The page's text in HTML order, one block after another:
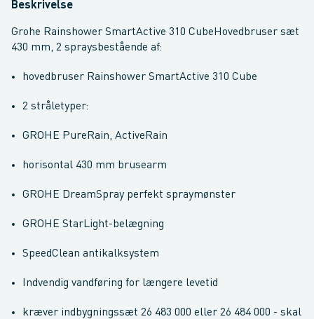
Beskrivelse
Grohe Rainshower SmartActive 310 CubeHovedbruser sæt
430 mm, 2 spraysbestående af:
hovedbruser Rainshower SmartActive 310 Cube
2 stråletyper:
GROHE PureRain, ActiveRain
horisontal 430 mm brusearm
GROHE DreamSpray perfekt spraymønster
GROHE StarLight-belægning
SpeedClean antikalksystem
Indvendig vandføring for længere levetid
kræver indbygningssæt 26 483 000 eller 26 484 000 - skal